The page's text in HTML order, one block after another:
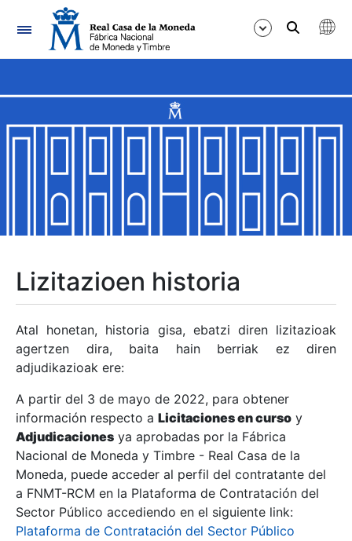
Nabigazioa
Erakutsi/Ezkutatu
Erakutsi/Ezkutatu
Erakutsi/Ezkutatu
Erakutsi/Ezkutatu
Erakutsi/Ezkutatu
Erakutsi/Ezkutatu
Erakutsi/Ezkutatu
Lizitazioen historia
Atal honetan, historia gisa, ebatzi diren lizitazioak
agertzen dira, baita hain berriak ez diren
adjudikazioak ere:
A partir del 3 de mayo de 2022, para obtener
información respecto a Licitaciones en curso y
Adjudicaciones ya aprobadas por la Fábrica
Nacional de Moneda y Timbre - Real Casa de la
Moneda, puede acceder al perfil del contratante del
a FNMT-RCM en la Plataforma de Contratación del
Sector Público accediendo en el siguiente link:
Plataforma de Contratación del Sector Público